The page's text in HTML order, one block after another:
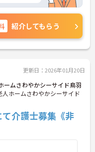
紹介してもらう
更新日：2026年01月20日
ムさわやかシーサイド鳥羽
ホームさわやかシーサイド
て介護士募集《非